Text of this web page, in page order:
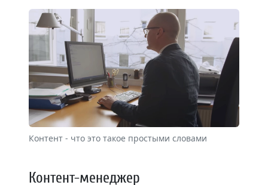
Контент - что это такое простыми словами
Контент-менеджер